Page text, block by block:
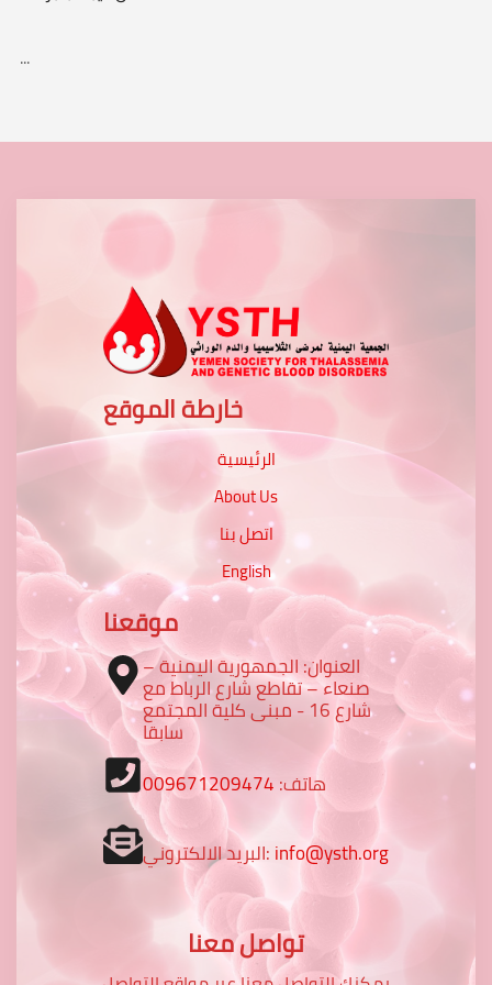
...
خارطة الموقع
الرئيسية
About Us
اتصل بنا
English
موقعنا
العنوان: الجمهورية اليمنية –
صنعاء – تقاطع شارع الرباط مع
شارع 16 - مبنى كلية المجتمع
سابقا
هاتف:009671209474
البريد الالكتروني:info@ysth.org
تواصل معنا